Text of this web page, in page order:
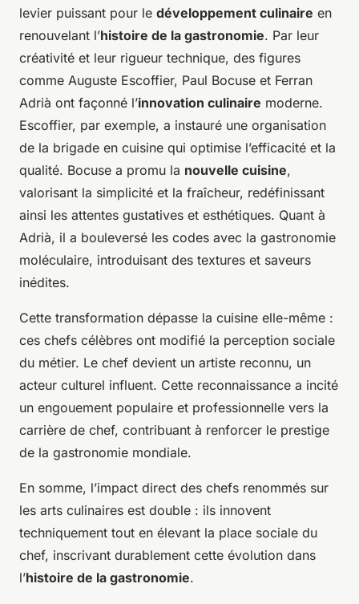
levier puissant pour le développement culinaire en
renouvelant l’histoire de la gastronomie. Par leur
créativité et leur rigueur technique, des figures
comme Auguste Escoffier, Paul Bocuse et Ferran
Adrià ont façonné l’innovation culinaire moderne.
Escoffier, par exemple, a instauré une organisation
de la brigade en cuisine qui optimise l’efficacité et la
qualité. Bocuse a promu la nouvelle cuisine,
valorisant la simplicité et la fraîcheur, redéfinissant
ainsi les attentes gustatives et esthétiques. Quant à
Adrià, il a bouleversé les codes avec la gastronomie
moléculaire, introduisant des textures et saveurs
inédites.
Cette transformation dépasse la cuisine elle-même :
ces chefs célèbres ont modifié la perception sociale
du métier. Le chef devient un artiste reconnu, un
acteur culturel influent. Cette reconnaissance a incité
un engouement populaire et professionnelle vers la
carrière de chef, contribuant à renforcer le prestige
de la gastronomie mondiale.
En somme, l’impact direct des chefs renommés sur
les arts culinaires est double : ils innovent
techniquement tout en élevant la place sociale du
chef, inscrivant durablement cette évolution dans
l’histoire de la gastronomie.